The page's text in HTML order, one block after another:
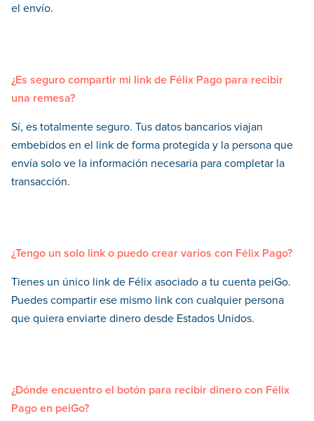
el envío.
¿Es seguro compartir mi link de Félix Pago para recibir
una remesa?
Sí, es totalmente seguro. Tus datos bancarios viajan
embebidos en el link de forma protegida y la persona que
envía solo ve la información necesaria para completar la
transacción.
¿Tengo un solo link o puedo crear varios con Félix Pago?
Tienes un único link de Félix asociado a tu cuenta peiGo.
Puedes compartir ese mismo link con cualquier persona
que quiera enviarte dinero desde Estados Unidos.
¿Dónde encuentro el botón para recibir dinero con Félix
Pago en peiGo?